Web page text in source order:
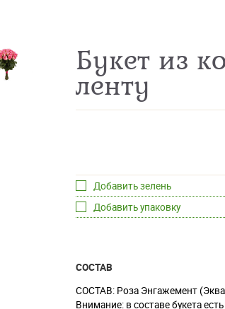
Букет из
ленту
Добавить зелень
Добавить упаковку
СОСТАВ
СОСТАВ: Роза Энгажемент
Внимание: в составе букета